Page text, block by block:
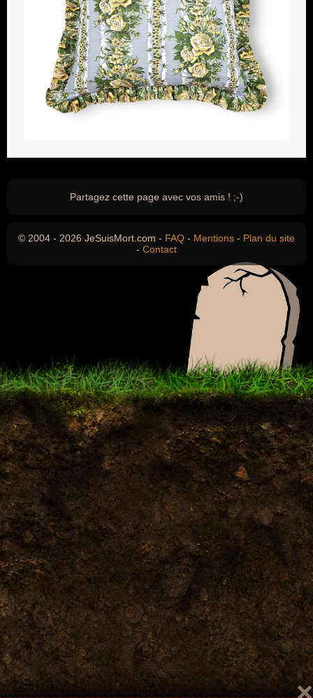
Partagez cette page avec vos amis ! ;-)
© 2004 - 2026 JeSuisMort.com - FAQ - Mentions - Plan du site
- Contact